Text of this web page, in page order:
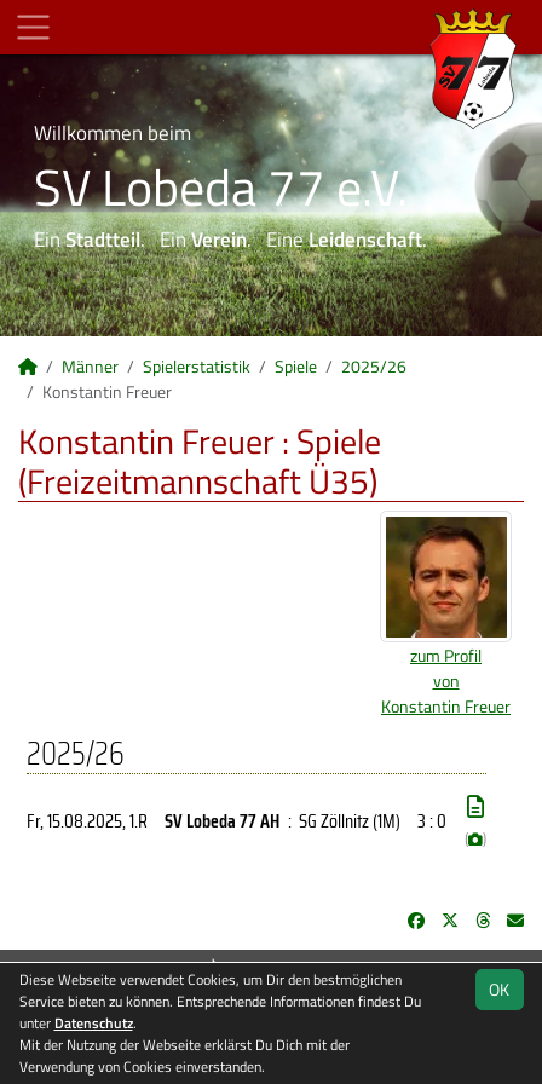
Willkommen beim
SV Lobeda 77 e.V.
EinStadtteil. EinVerein. EineLeidenschaft.
Männer Spielerstatistik Spiele
2025/26
Konstantin Freuer
Konstantin Freuer : Spiele
(Freizeitmannschaft Ü35)
zum Profil
von
Konstantin Freuer
2025/26
Fr, 15.08.2025, 1.R SV Lobeda 77 AH : SG Zöllnitz (1M) 3 : 0
( )
soccero.de
© 2006 - 2026
Besucherstatistik
OK
Diese Webseite verwendet Cookies, um Dir den bestmöglichen
Service bieten zu können. Entsprechende Informationen findest Du
unter Datenschutz.
Mit der Nutzung der Webseite erklärst Du Dich mit der
Verwendung von Cookies einverstanden.